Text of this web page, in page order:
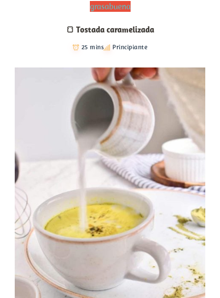
grasabuena
🍞 Tostada caramelizada
25 mins Principiante